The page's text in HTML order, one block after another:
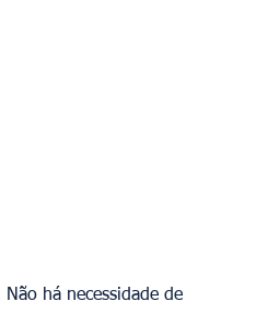
Não há necessidade de